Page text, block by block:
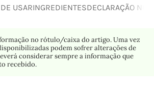
USARINGREDIENTESDECLARAÇÃO
no rótulo/caixa do artigo. Uma vez
podem sofrer alterações de
considerar sempre a informação que
recebido.